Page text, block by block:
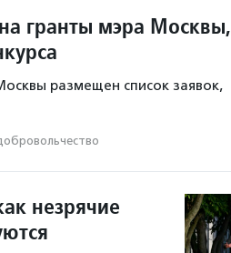
гранты мэра Москвы,
размещен список заявок,
незрячие